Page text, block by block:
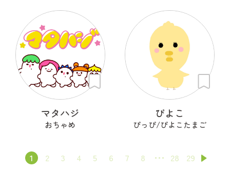
マタハジ
おちゃめ
ぴよこ
ぴっぴ/ぴよこたまご
1 2 3 4 5 6 7 8 28 29